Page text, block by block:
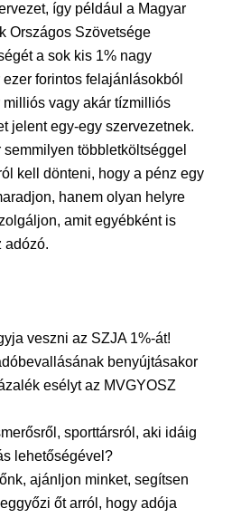
így például a Magyar
Országos Szövetsége
a sok kis 1% nagy
forintos felajánlásokból
milliós vagy akár tízmilliós
jelent egy-egy szervezetnek.
többletköltséggel
kell dönteni, hogy a pénz egy
hanem olyan helyre
amit egyébként is
adózó.
veszni az SZJA 1%-át!
benyújtásakor
esélyt az MVGYOSZ
sporttársról, aki idáig
lehetőségével?
ajánljon minket, segítsen
őt arról, hogy adója